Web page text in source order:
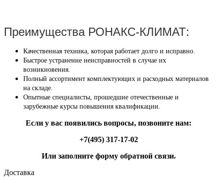
Преимущества РОНАКС-КЛИМАТ:
Качественная техника, которая работает долго и исправно.
Быстрое устранение неисправностей в случае их
возникновения.
Полный ассортимент комплектующих и расходных материалов
на складе.
Опытные специалисты, прошедшие отечественные и
зарубежные курсы повышения квалификации.
Если у вас появились вопросы, позвоните нам:
+7(495) 317-17-02
Или заполните форму обратной связи.
Доставка